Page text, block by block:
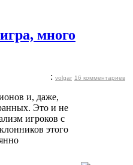
много
: volgar 16 комментариев
и, даже,
Это и не
игроков с
этого